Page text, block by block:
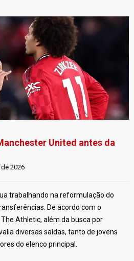
United antes da
2026
trabalhando na reformulação do
De acordo com o
Athletic, além da busca por
diversas saídas, tanto de jovens
do elenco principal.